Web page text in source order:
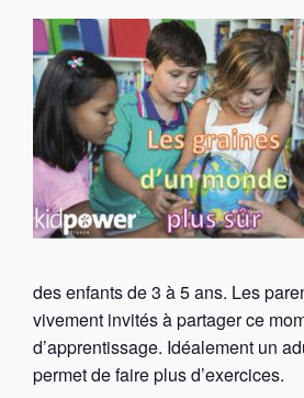
des enfants de 3 à 5 ans. Les
vivement invités à partager ce
d’apprentissage. Idéalement un
permet de faire plus d’exercices.